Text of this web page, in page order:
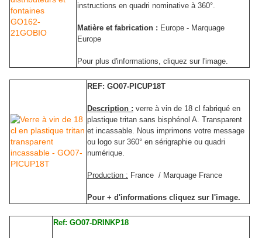
instructions en quadri nominative à 360°.
Matière et fabrication : Europe - Marquage
Europe
Pour plus d'informations, cliquez sur l'image.
REF: GO07-PICUP18T
Description : verre à vin de 18 cl fabriqué en
plastique tritan sans bisphénol A. Transparent
et incassable. Nous imprimons votre message
ou logo sur 360° en sérigraphie ou quadri
numérique.
Production : France / Marquage France
Pour + d'informations cliquez sur l'image.
Ref: GO07-DRINKP18